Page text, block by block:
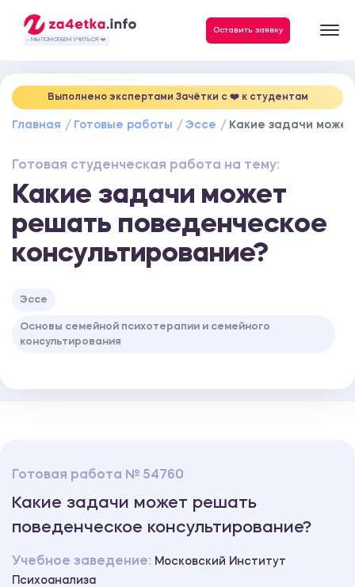
- МЫ ПОМОГАЕМ УЧИТЬСЯ ❤️
Оставить заявку
Выполнено экспертами Зачётки c ❤️ к студентам
Главная Готовые работы Эссе Какие задачи
Готовая студенческая работа на тему:
Какие задачи может
решать поведенческое
консультирование?
Эссе
Основы семейной психотерапии и семейного
консультирования
Готовая работа № 54760
Какие задачи может решать
поведенческое консультирование?
Учебное заведение: Московский Институт
Психоанализа